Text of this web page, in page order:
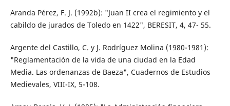
Aranda Pérez, F. J. (1992b): "Juan II crea el regimiento y el
cabildo de jurados de Toledo en 1422", BERESIT, 4, 47- 55.
Argente del Castillo, C. y J. Rodríguez Molina (1980-1981):
"Reglamentación de la vida de una ciudad en la Edad
Media. Las ordenanzas de Baeza", Cuadernos de Estudios
Medievales, VIII-IX, 5-108.